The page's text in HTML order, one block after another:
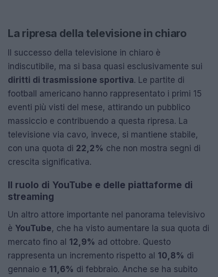
La ripresa della televisione in chiaro
Il successo della televisione in chiaro è
indiscutibile, ma si basa quasi esclusivamente sui
diritti di trasmissione sportiva. Le partite di
football americano hanno rappresentato i primi 15
eventi più visti del mese, attirando un pubblico
massiccio e contribuendo a questa ripresa. La
televisione via cavo, invece, si mantiene stabile,
con una quota di 22,2% che non mostra segni di
crescita significativa.
Il ruolo di YouTube e delle piattaforme di
streaming
Un altro attore importante nel panorama televisivo
è YouTube, che ha visto aumentare la sua quota di
mercato fino al 12,9% ad ottobre. Questo
rappresenta un incremento rispetto al 10,8% di
gennaio e 11,6% di febbraio. Anche se ha subito